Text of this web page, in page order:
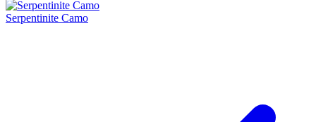
Serpentinite Camo